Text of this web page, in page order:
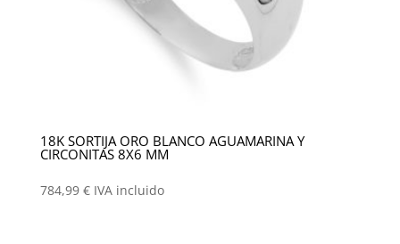
18K SORTIJA ORO BLANCO AGUAMARINA Y
CIRCONITAS 8X6 MM
784,99 € IVA incluido